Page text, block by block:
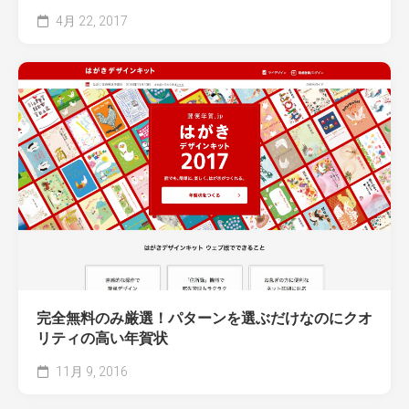
4月 22, 2017
完全無料のみ厳選！パターンを選ぶだけなのにクオ
リティの高い年賀状
11月 9, 2016